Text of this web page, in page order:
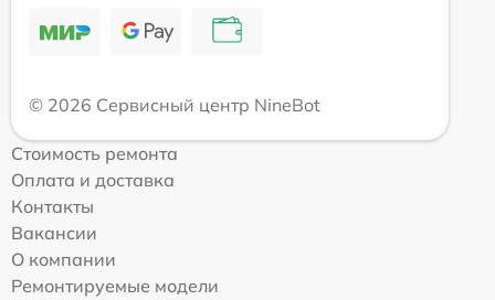
© 2026 Сервисный центр NineBot
Стоимость ремонта
Оплата и доставка
Контакты
Вакансии
О компании
Ремонтируемые модели